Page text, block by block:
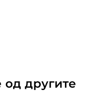
другите